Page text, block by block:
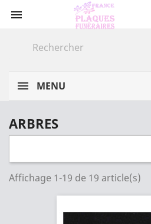

MENU
ARBRES
Affichage 1-19 de 19 article(s)